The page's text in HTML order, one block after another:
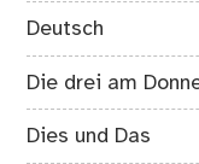
Deutsch
Die drei am
Dies und Das